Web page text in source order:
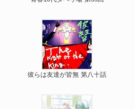
彼らは友達が皆無 第八十話